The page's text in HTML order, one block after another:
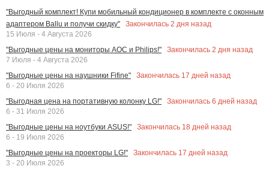
"Выгодный комплект! Купи мобильный кондиционер в комплекте с оконным
адаптером Ballu и получи скидку"
Закончилась 2 дня назад
15 Июля - 4 Августа 2026
"Выгодные цены на мониторы AOC и Philips!"
Закончилась 2 дня назад
7 Июля - 4 Августа 2026
"Выгодные цены на наушники Fifine"
Закончилась 17 дней назад
6 - 20 Июля 2026
"Выгодная цена на портативную колонку LG!"
Закончилась 6 дней назад
6 - 31 Июля 2026
"Выгодные цены на ноутбуки ASUS!"
Закончилась 18 дней назад
6 - 19 Июля 2026
"Выгодные цены на проекторы LG!"
Закончилась 17 дней назад
3 - 20 Июля 2026